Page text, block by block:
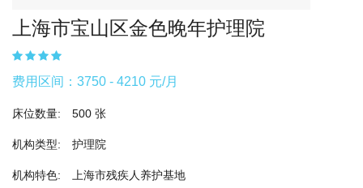
上海市宝山区金色晚年护理院
费用区间：3750 - 4210 元/月
床位数量: 500 张
机构类型: 护理院
机构特色: 上海市残疾人养护基地